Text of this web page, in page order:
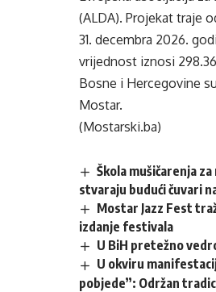
(ALDA). Projekat traje
31. decembra 2026.
vrijednost iznosi
Bosne i Hercegovine
Mostar.
(Mostarski.ba)
Škola mušičarenja
stvaraju budući čuvari
Mostar Jazz Fest
izdanje festivala
U BiH pretežno
U okviru
pobjede”: Održan